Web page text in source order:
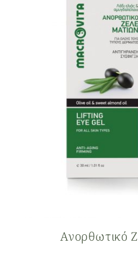
Ανορθωτικό